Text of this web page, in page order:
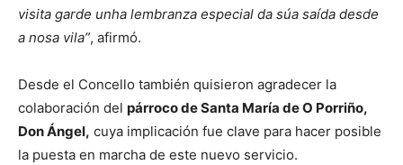
visita garde unha lembranza especial da súa saída desde
a nosa vila”, afirmó.
Desde el Concello también quisieron agradecer la
colaboración del párroco de Santa María de O Porriño,
Don Ángel, cuya implicación fue clave para hacer posible
la puesta en marcha de este nuevo servicio.